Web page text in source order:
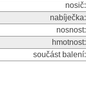
nosič:
nabíječka:
nosnost:
hmotnost:
součást balení: